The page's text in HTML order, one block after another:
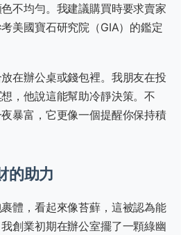
不均勻。我建議購買時要求賣家
美國寶石研究院（GIA）的鑑定
在辦公桌或錢包裡。我朋友在投
，他說這能幫助冷靜決策。不
暴富，它更像一個提醒你保持積
的助力
體，看起來像苔蘚，這被認為能
創業初期在辦公室擺了一顆綠幽